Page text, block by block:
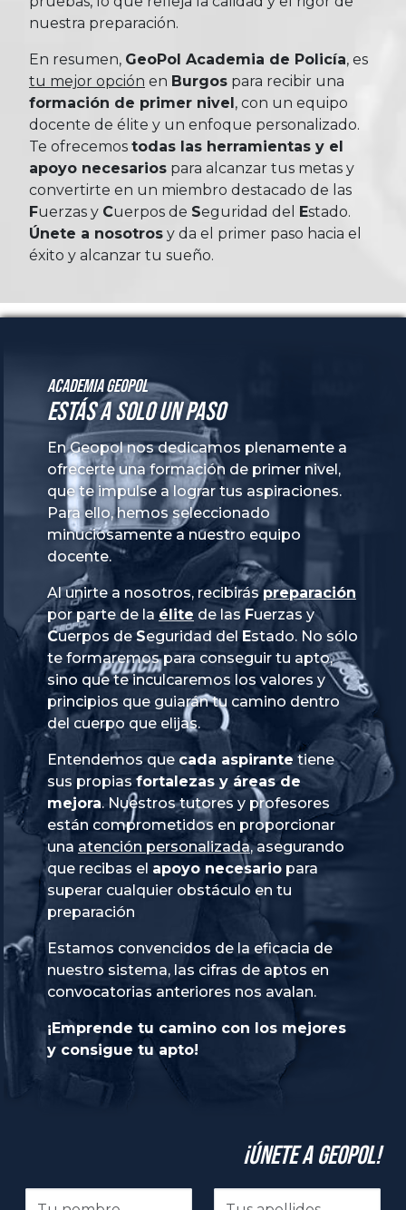
nuestra preparación.
En resumen, GeoPol Academia de Policía, es
tu mejor opción en Burgos para recibir una
formación de primer nivel , con un equipo
docente de élite y un enfoque personalizado.
Te ofrecemos todas las herramientas y el
apoyo necesarios para alcanzar tus metas y
convertirte en un miembro destacado de las
Fuerzas y Cuerpos de Seguridad del Estado.
Únete a nosotros y da el primer paso hacia el
éxito y alcanzar tu sueño.
Academia GeoPol
Estás a solo un paso
En Geopol nos dedicamos plenamente a
ofrecerte una formación de primer nivel,
que te impulse a lograr tus aspiraciones.
Para ello, hemos seleccionado
minuciosamente a nuestro equipo
docente.
Al unirte a nosotros, recibiráspreparación
por parte de la élite de las Fuerzas y
Cuerpos de Seguridad del Estado. No sólo
te formaremos para conseguir tu apto,
sino que te inculcaremos los valores y
principios que guiarán tu camino dentro
del cuerpo que elijas.
Entendemos que cada aspirante tiene
sus propias fortalezas y áreas de
mejora. Nuestros tutores y profesores
están comprometidos en proporcionar
una atención personalizada, asegurando
que recibas el apoyo necesario para
superar cualquier obstáculo en tu
preparación
Estamos convencidos de la eficacia de
nuestro sistema, las cifras de aptos en
convocatorias anteriores nos avalan.
¡Emprende tu camino con los mejores
y consigue tu apto!
¡Únete a GeoPol!